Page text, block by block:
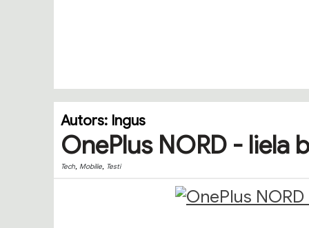
Autors: Ingus
OnePlus NORD - liela
Tech, Mobilie, Testi